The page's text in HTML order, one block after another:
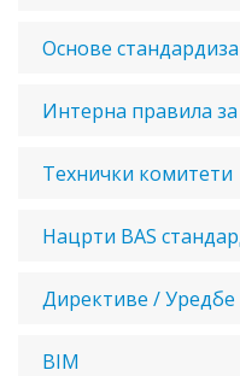
Основе
Интерна правила
Технички комитети
Нацрти BAS
Директиве / Уредбе
BIM